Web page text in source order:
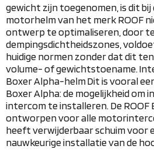
gewicht zijn toegenomen, is dit bij
motorhelm van het merk ROOF
ontwerp te optimaliseren, door
dempingsdichtheidszones,
huidige normen zonder dat dit
volume- of gewichtstoename.
Boxer Alpha-helmDit is vooral
Boxer Alpha: de mogelijkheid om
intercom te installeren. De ROOF
ontworpen voor alle
heeft verwijderbaar schuim voor
nauwkeurige installatie van de